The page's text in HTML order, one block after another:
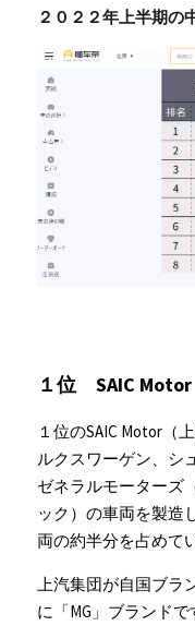
２０２２年上半期の
１位　SAIC
１位のSAIC Motor（
ルクスワーゲン、シ
ゼネラルモーターズ
ック）の車両を製造
両の約半分を占めて
上汽集団が自国ブラ
に「MG」ブランドで